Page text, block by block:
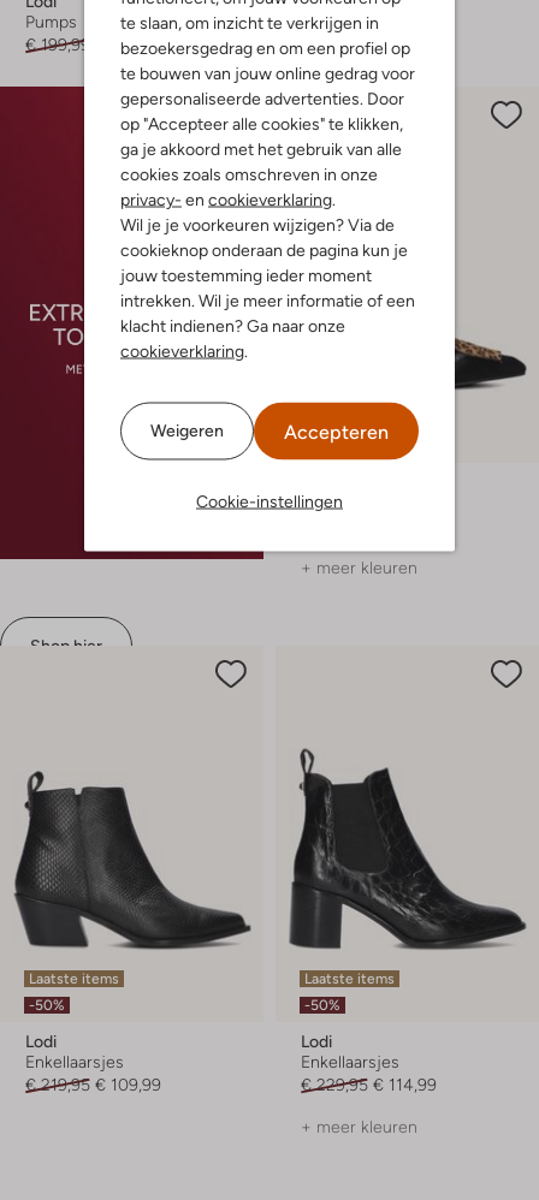
te slaan, om inzicht te verkrijgen in
bezoekersgedrag en om een profiel op
te bouwen van jouw online gedrag voor
gepersonaliseerde advertenties. Door
op "Accepteer alle cookies" te klikken,
ga je akkoord met het gebruik van alle
cookies zoals omschreven in onze
privacy- en cookieverklaring
Wil je je voorkeuren wijzigen? Via de
cookieknop onderaan de pagina kun je
jouw toestemming ieder moment
intrekken. Wil je meer informatie of een
klacht indienen? Ga naar onze
cookieverklaring
Weigeren Accepteren
Cookie-instellingen
Pumps
€ 199,99
€ 99,99
Slingbacks
€ 189,99 € 94,99
Shop hier
-70%
Slingbacks
+ meer kleuren
Laatste items
-50%
Lodi
Enkellaarsjes
€ 219,95 € 109,99
Laatste items
-50%
Lodi
Enkellaarsjes
€ 229,95 € 114,99
+ meer kleuren